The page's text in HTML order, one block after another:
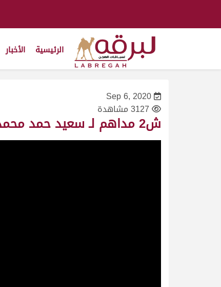
الرئيسية الأخبار
Sep 6, 2020
3127 مشاهدة
ش2 مداهم لـ سعيد حمد محمد بن طفله المري (المحلي الأول 6/9/2020) رئيسي الحقايق قعدان 2:53:08